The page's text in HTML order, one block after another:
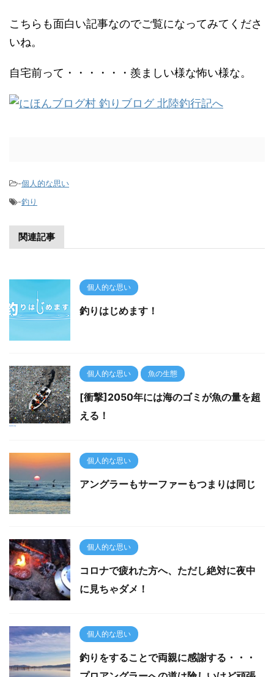
こちらも面白い記事なのでご覧になってみてくださ
いね。
自宅前って・・・・・・羨ましい様な怖い様な。
-個人的な思い
-釣り
関連記事
個人的な思い
釣りはじめます！
個人的な思い 魚の生態
[衝撃]2050年には海のゴミが魚の量を超
える！
個人的な思い
アングラーもサーファーもつまりは同じ
個人的な思い
コロナで疲れた方へ、ただし絶対に夜中
に見ちゃダメ！
個人的な思い
釣りをすることで両親に感謝する・・・